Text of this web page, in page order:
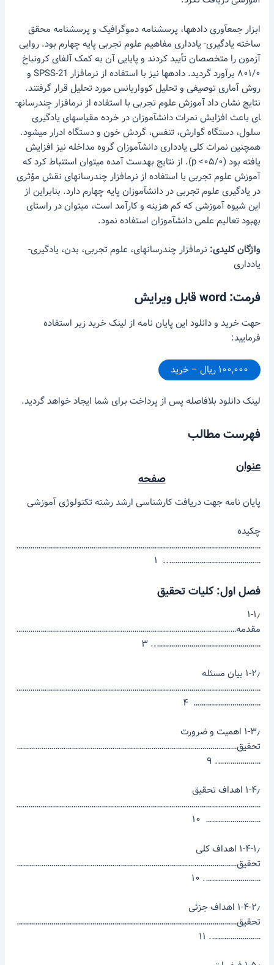
ابزار جمع­آوری داده­ها، پرسشنامه دموگرافیک و پرسشنامه محقق
ساخته یادگیری- یادداری مفاهیم علوم تجربی پایه چهارم بود. روایی
آزمون را متخصصان تأیید کردند و پایایی آن به کمک آلفای کرونباخ
۸۰۱/۰ برآورد گردید. داده­ها نیز با استفاده از نرم­افزار SPSS-21 و
روش آماری توصیفی و تحلیل کوواریانس مورد تحلیل قرار گرفتند.
نتایج نشان داد آموزش علوم تجربی با استفاده از نرم­افزار چندرسانه­
ای باعث افزایش نمرات دانش­آموزان در خرده مقیاس­های یادگیری
سلول، دستگاه گوارش، تنفس، گردش خون و دستگاه ادرار می­شود.
همچنین نمرات کلی یادداری دانش­آموزان گروه مداخله نیز افزایش
یافته بود (۰۵/۰> p). از نتایج به­دست آمده می­توان استنباط کرد که
آموزش علوم تجربی با استفاده از نرم­افزار چندرسانه­ای نقش مؤثری
در یادگیری علوم تجربی در دانش­آموزان پایه چهارم دارد. بنابراین از
این شیوه آموزشی که کم هزینه و کارآمد است، می­توان در راستای
بهبود تعالیم علمی دانش­آموزان استفاده نمود.
واژگان کلیدی: نرم­افزار چندرسانه­ای، علوم تجربی، بدن، یادگیری-
یادداری
فرمت: word قابل ویرایش
حهت خرید و دانلود این پایان نامه از لینک خرید زیر استفاده
فرمایید:
۱۰۰,۰۰۰ ریال – خرید
لینک دانلود بلافاصله پس از پرداخت برای شما ایجاد خواهد گردید.
فهرست مطالب
عنوان
صفحه
پایان­ نامه جهت دریافت کارشناسی­ ارشد رشته تکنولوژی آموزشی
چکیده
…………………………………………………………………………………………………………
……………………………………….. ۱
فصل اول: کلیات تحقیق
۱-۱٫
مقدمه………………………………………………………………………………………………
…………………………………………….. ۳
۱-۲٫ بیان مسئله
…………………………………………………………………………………………………………
…………………………… ۴
۱-۳٫ اهمیت و ضرورت
تحقیق………………………………………………………………………………………………
…………………. ۹
۱-۴٫ اهداف تحقیق
…………………………………………………………………………………………………………
……………………… ۱۰
۱-۴-۱٫ اهداف کلی
تحقیق………………………………………………………………………………………………
………………………. ۱۰
۱-۴-۲٫ اهداف جزئی
تحقیق………………………………………………………………………………………………
……………………. ۱۱